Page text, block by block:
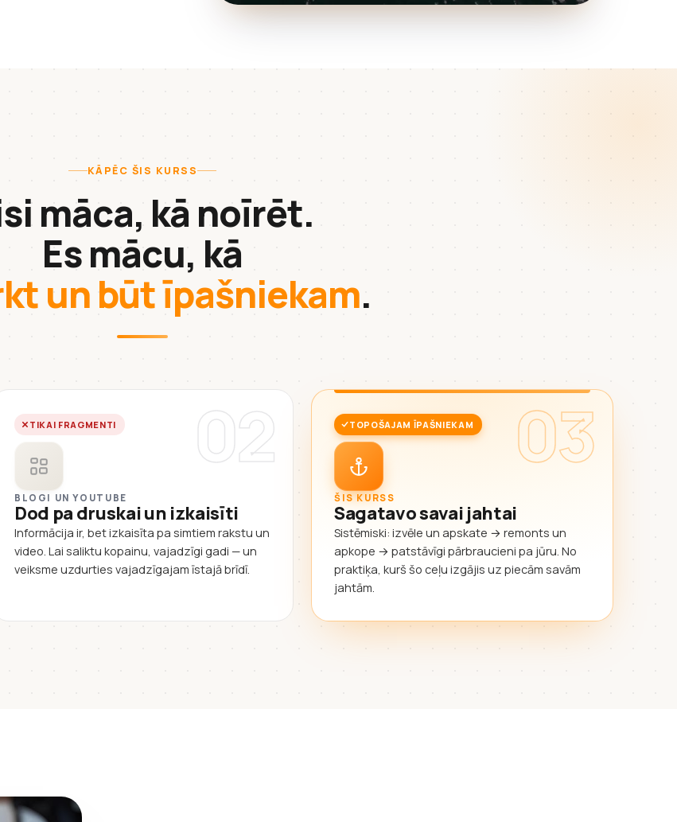
KĀPĒC ŠIS KURSS
māca, kā noīrēt.
Es mācu, kā
un būt īpašniekam.
02
TIKAI FRAGMENTI
BLOGI UN YOUTUBE
Dod pa druskai un izkaisīti
Informācija ir, bet izkaisīta pa simtiem rakstu un
video. Lai saliktu kopainu, vajadzīgi gadi — un
veiksme uzdurties vajadzīgajam īstajā brīdī.
03
TOPOŠAJAM ĪPAŠNIEKAM
ŠIS KURSS
Sagatavo savai jahtai
Sistēmiski: izvēle un apskate → remonts un
apkope → patstāvīgi pārbraucieni pa jūru. No
praktiķa, kurš šo ceļu izgājis uz piecām savām
jahtām.